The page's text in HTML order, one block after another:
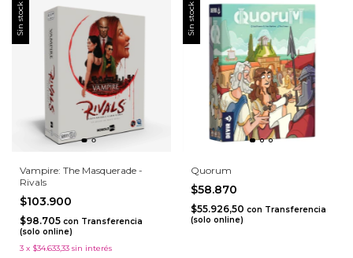
Sin stock
Vampire: The Masquerade -
Rivals
$103.900
$98.705 con Transferencia
(solo online)
3 x $34.633,33 sin interés
Sin stock
Quorum
$58.870
$55.926,50 con Transferencia
(solo online)